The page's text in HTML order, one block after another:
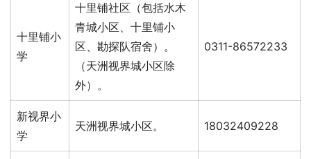
十里铺小
学
十里铺社区（包括水木
青城小区、十里铺小
区、勘探队宿舍）。
（天洲视界城小区除
外）。
0311-86572233
新视界小
学
天洲视界城小区。 18032409228